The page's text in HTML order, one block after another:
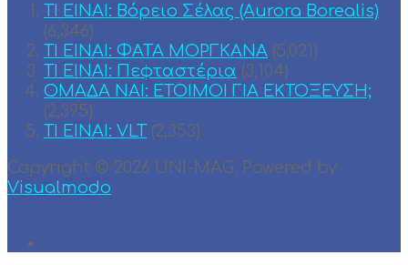
ΤΙ ΕΙΝΑΙ: Βόρειο Σέλας (Aurora Borealis)
(6,346)
ΤΙ ΕΙΝΑΙ: ΦΑΤΑ ΜΟΡΓΚΑΝΑ (5,021)
ΤΙ ΕΙΝΑΙ: Πεφταστέρια (3,104)
ΟΜΑΔΑ ΝΑΙ: ΕΤΟΙΜΟΙ ΓΙΑ ΕΚΤΟΞΕΥΣΗ;
(2,395)
TI EINAI: VLT (2,353)
Copyright © 2026 UNI-MAG. Powered by
Visualmodo.